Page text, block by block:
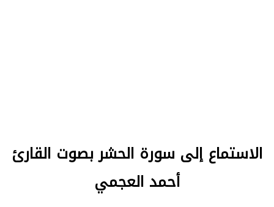
الاستماع إلى سورة الحشر بصوت القارئ
أحمد العجمي